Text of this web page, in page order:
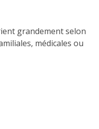
grandement selon
médicales ou